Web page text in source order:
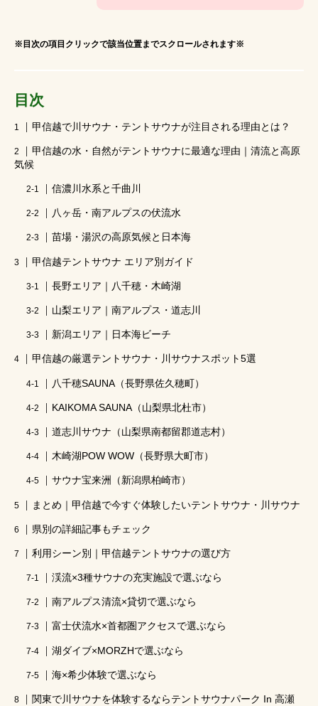
アウトドア女子持ち物 テントサウナ持ち物
テントサウナ
恥ずかしい
サウナパラダイス サ活女子
テントサウナの服装 saunahat
ラッシュガードかわいい ゆるキャン名古屋
コンビニで買えるサウナ飯 冬サ活
テントサウナ安全対策 なぜ被る
可愛い日焼け対策 サウナ 何着る
テントサウナ事故防止 関東
テントサウナ服装 水着 高瀬野キャンプ場
水風呂代わり 露出控えめ水着
名探偵津田 ソロキャンプ サ活デート
肌見せなし水着
※目次の項目クリックで該当位置までスクロールされます※
目次
甲信越で川サウナ・テントサウナが注目される理由とは？
甲信越の水・自然がテントサウナに最適な理由｜清流と高原
気候
信濃川水系と千曲川
八ヶ岳・南アルプスの伏流水
苗場・湯沢の高原気候と日本海
甲信越テントサウナ エリア別ガイド
長野エリア｜八千穂・木崎湖
山梨エリア｜南アルプス・道志川
新潟エリア｜日本海ビーチ
甲信越の厳選テントサウナ・川サウナスポット5選
八千穂SAUNA（長野県佐久穂町）
KAIKOMA SAUNA（山梨県北杜市）
道志川サウナ（山梨県南都留郡道志村）
木崎湖POW WOW（長野県大町市）
サウナ宝来洲（新潟県柏崎市）
まとめ｜甲信越で今すぐ体験したいテントサウナ・川サウナ
県別の詳細記事もチェック
利用シーン別｜甲信越テントサウナの選び方
渓流×3種サウナの充実施設で選ぶなら
南アルプス清流×貸切で選ぶなら
富士伏流水×首都圏アクセスで選ぶなら
湖ダイブ×MORZHで選ぶなら
海×希少体験で選ぶなら
関東で川サウナを体験するならテントサウナパーク In 高瀬